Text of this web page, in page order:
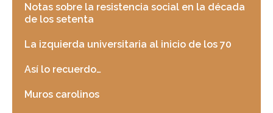
Notas sobre la resistencia social en la década
de los setenta
La izquierda universitaria al inicio de los 70
Así lo recuerdo…
Muros carolinos